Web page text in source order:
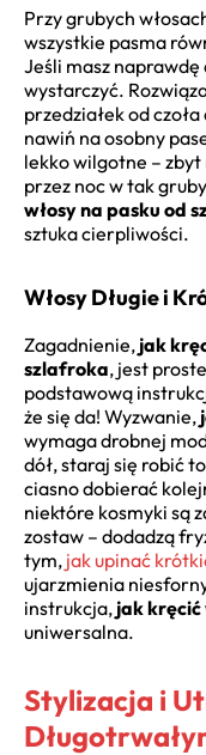
Przy grubych
wszystkie pasma
Jeśli masz naprawdę
wystarczyć.
przedziałek od
nawiń na osobny
lekko wilgotne –
przez noc w tak
włosy na pasku od
sztuka cierpliwości.
Włosy Długie i
Zagadnienie, jak
szlafroka, jest
podstawową
że się da! Wyzwanie,
wymaga drobnej
dół, staraj się robić
ciasno dobierać
niektóre kosmyki są
zostaw – dodadzą
tym, jak upinać
ujarzmienia
instrukcja, jak kręcić
uniwersalna.
Stylizacja i